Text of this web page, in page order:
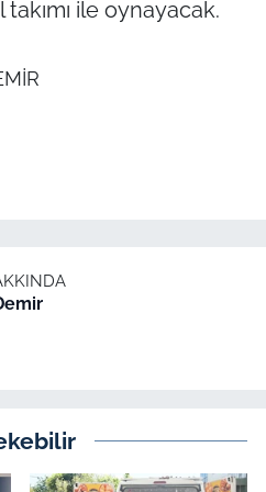
takımı ile oynayacak.